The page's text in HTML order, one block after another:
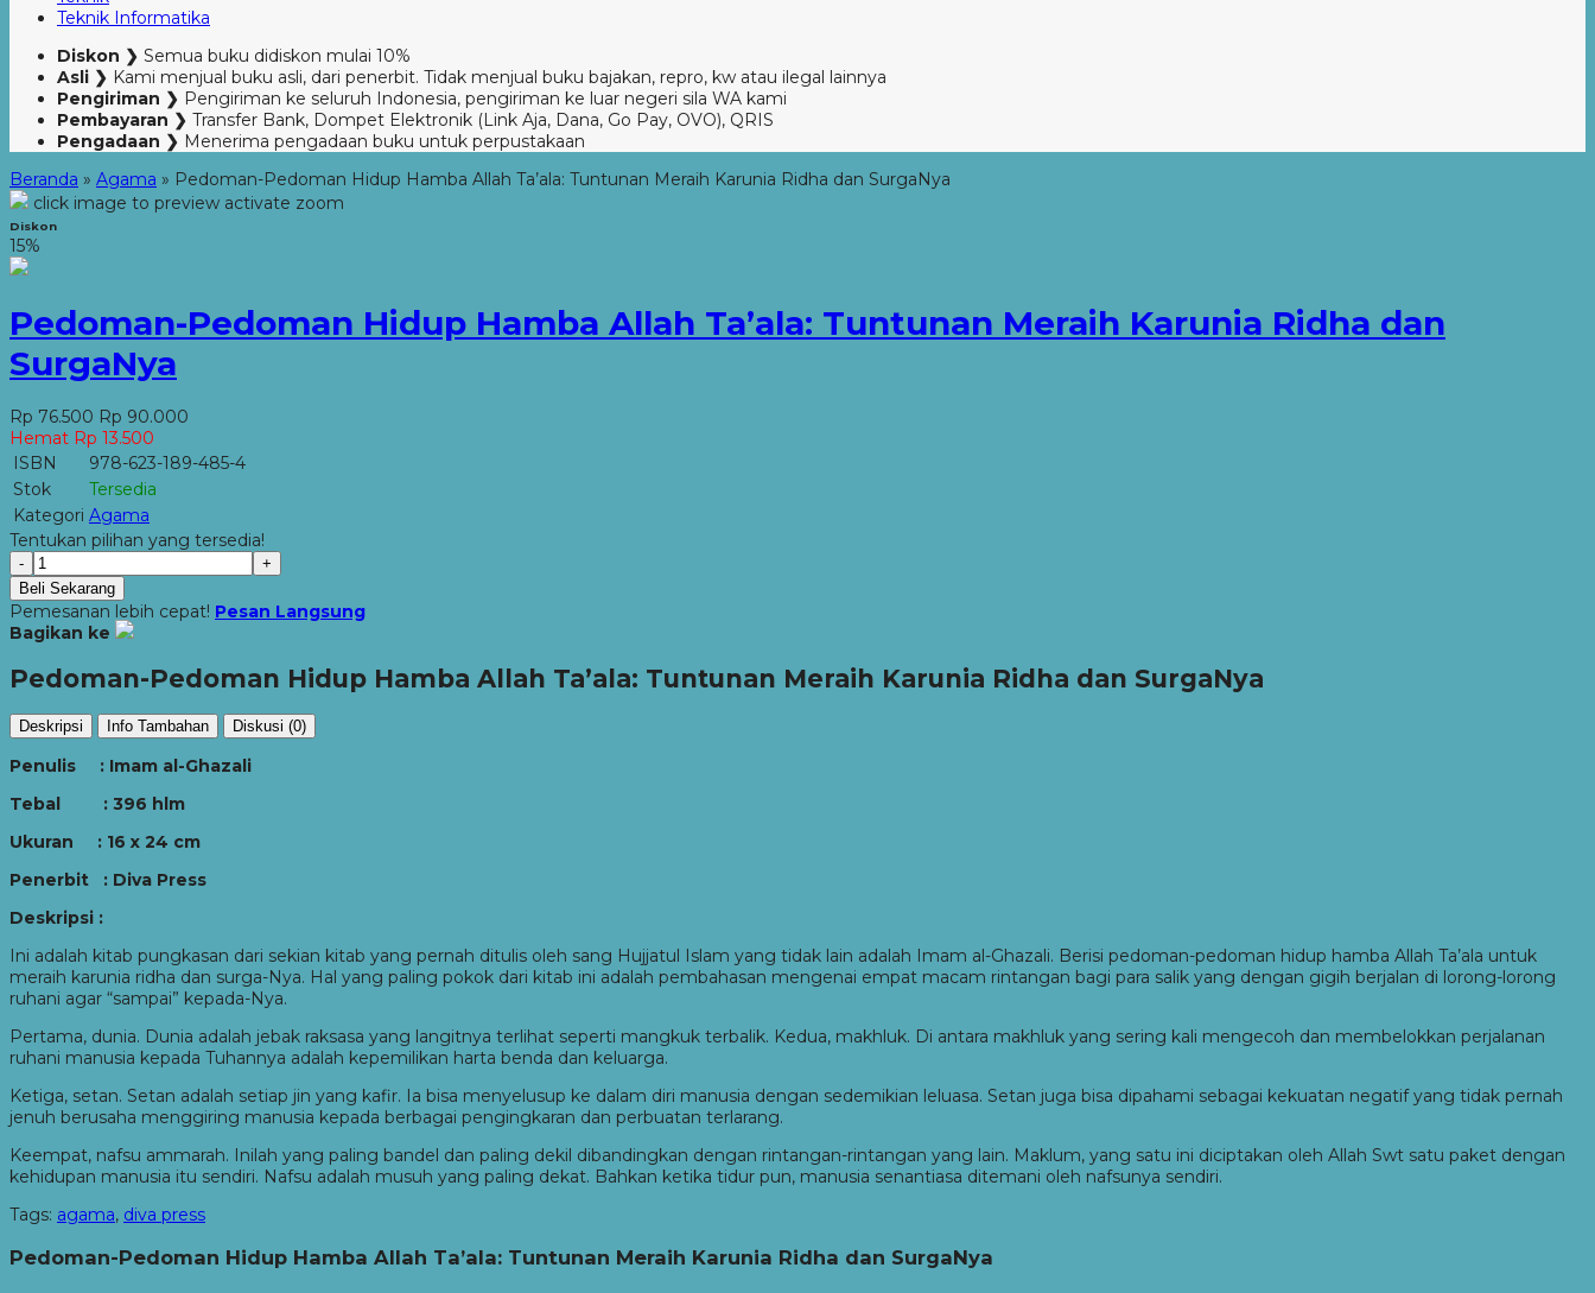
Teknik Informatika
Diskon ❯ Semua buku didiskon mulai 10%
Asli ❯ Kami menjual buku asli, dari penerbit. Tidak menjual buku bajakan, repro, kw atau ilegal lainnya
Pengiriman ❯ Pengiriman ke seluruh Indonesia, pengiriman ke luar negeri sila WA kami
Pembayaran ❯ Transfer Bank, Dompet Elektronik (Link Aja, Dana, Go Pay, OVO), QRIS
Pengadaan ❯ Menerima pengadaan buku untuk perpustakaan
Beranda » Agama » Pedoman-Pedoman Hidup Hamba Allah Ta’ala: Tuntunan Meraih Karunia Ridha dan SurgaNya
click image to preview activate zoom
Diskon
15%
Pedoman-Pedoman Hidup Hamba Allah Ta’ala: Tuntunan Meraih Karunia Ridha dan
SurgaNya
Rp 76.500 Rp 90.000
Hemat Rp 13.500
ISBN
978-623-189-485-4
Stok
Tersedia
Kategori Agama
Tentukan pilihan yang tersedia!
-
+
Beli Sekarang
Pemesanan lebih cepat! Pesan Langsung
Bagikan ke
Pedoman-Pedoman Hidup Hamba Allah Ta’ala: Tuntunan Meraih Karunia Ridha dan SurgaNya
Deskripsi Info Tambahan Diskusi (0)
Penulis : Imam al-Ghazali
Tebal : 396 hlm
Ukuran : 16 x 24 cm
Penerbit : Diva Press
Deskripsi :
Ini adalah kitab pungkasan dari sekian kitab yang pernah ditulis oleh sang Hujjatul Islam yang tidak lain adalah Imam al-Ghazali. Berisi pedoman-pedoman hidup hamba Allah Ta’ala untuk
meraih karunia ridha dan surga-Nya. Hal yang paling pokok dari kitab ini adalah pembahasan mengenai empat macam rintangan bagi para salik yang dengan gigih berjalan di lorong-lorong
ruhani agar “sampai” kepada-Nya.
Pertama, dunia. Dunia adalah jebak raksasa yang langitnya terlihat seperti mangkuk terbalik. Kedua, makhluk. Di antara makhluk yang sering kali mengecoh dan membelokkan perjalanan
ruhani manusia kepada Tuhannya adalah kepemilikan harta benda dan keluarga.
Ketiga, setan. Setan adalah setiap jin yang kafir. Ia bisa menyelusup ke dalam diri manusia dengan sedemikian leluasa. Setan juga bisa dipahami sebagai kekuatan negatif yang tidak pernah
jenuh berusaha menggiring manusia kepada berbagai pengingkaran dan perbuatan terlarang.
Keempat, nafsu ammarah. Inilah yang paling bandel dan paling dekil dibandingkan dengan rintangan-rintangan yang lain. Maklum, yang satu ini diciptakan oleh Allah Swt satu paket dengan
kehidupan manusia itu sendiri. Nafsu adalah musuh yang paling dekat. Bahkan ketika tidur pun, manusia senantiasa ditemani oleh nafsunya sendiri.
Tags: agama, diva press
Pedoman-Pedoman Hidup Hamba Allah Ta’ala: Tuntunan Meraih Karunia Ridha dan SurgaNya